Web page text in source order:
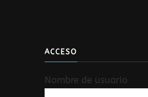
ACCESO
Nombre de usuario